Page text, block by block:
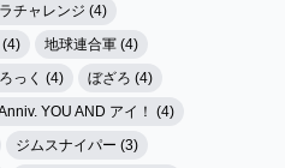
チャレンジ (4)
(4)
地球連合軍 (4)
っく (4)
ぼざろ (4)
YOU AND アイ！ (4)
ジムスナイパー (3)